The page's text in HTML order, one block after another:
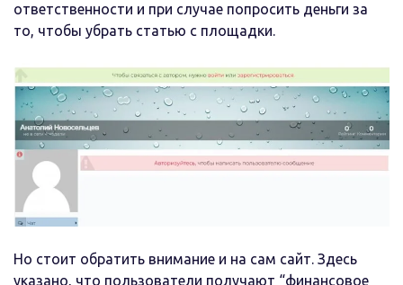
ответственности и при случае попросить деньги за
то, чтобы убрать статью с площадки.
Но стоит обратить внимание и на сам сайт. Здесь
указано, что пользователи получают “финансовое